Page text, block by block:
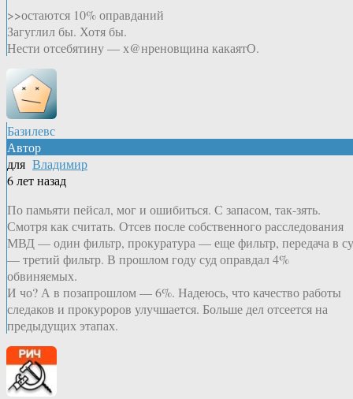
>>остаются 10% оправданий
Загуглил бы. Хотя бы.
Нести отсебятину — х@нреновщина какаятО.
Базилевс
Автор
для Владимир
6 лет назад
По памьяти пейсал, мог и ошибиться. С запасом, так-зять.
Смотря как считать. Отсев после собственного расследования
МВД — один фильтр, прокуратура — еще фильтр, передача в
— третий фильтр. В прошлом году суд оправдал 4%
обвиняемых.
И чо? А в позапрошлом — 6%. Надеюсь, что качество работы
следаков и прокуроров улучшается. Больше дел отсеется на
предыдущих этапах.